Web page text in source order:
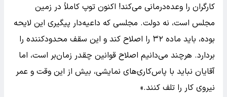
کارگران را وعده‌درمانی می‌کند! اکنون توپ کاملاً در زمین
مجلس است، نه دولت. مجلسی که داعیه‌دار پیگیری این لایحه
بوده، باید ماده ۳۲ را اصلاح کند و این سقف محدودکننده را
بردارد. هرچند می‌دانیم اصلاح قوانین چقدر زمان‌بر است، اما
آقایان نباید با پاس‌کاری‌های نمایشی، بیش از این وقت و عمر
نیروی کار را تلف کنند.»